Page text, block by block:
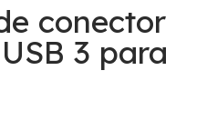
conector
3 para